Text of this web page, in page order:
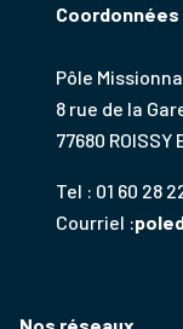
Coordonnées
Pôle
8 rue de la
77680 ROISSY
Tel : 01 60 28
Courriel :